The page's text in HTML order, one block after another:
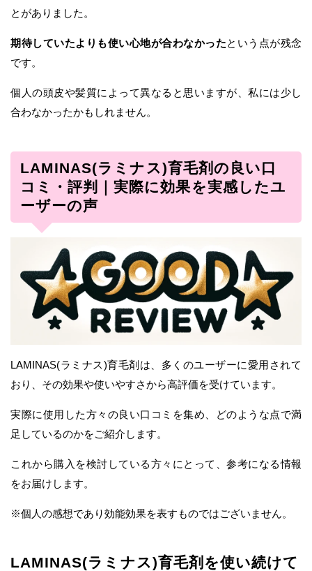
とがありました。
期待していたよりも使い心地が合わなかったという点が残念
です。
個人の頭皮や髪質によって異なると思いますが、私には少し
合わなかったかもしれません。
LAMINAS(ラミナス)育毛剤の良い口
コミ・評判｜実際に効果を実感したユ
ーザーの声
LAMINAS(ラミナス)育毛剤は、多くのユーザーに愛用されて
おり、その効果や使いやすさから高評価を受けています。
実際に使用した方々の良い口コミを集め、どのような点で満
足しているのかをご紹介します。
これから購入を検討している方々にとって、参考になる情報
をお届けします。
※個人の感想であり効能効果を表すものではございません。
LAMINAS(ラミナス)育毛剤を使い続けて